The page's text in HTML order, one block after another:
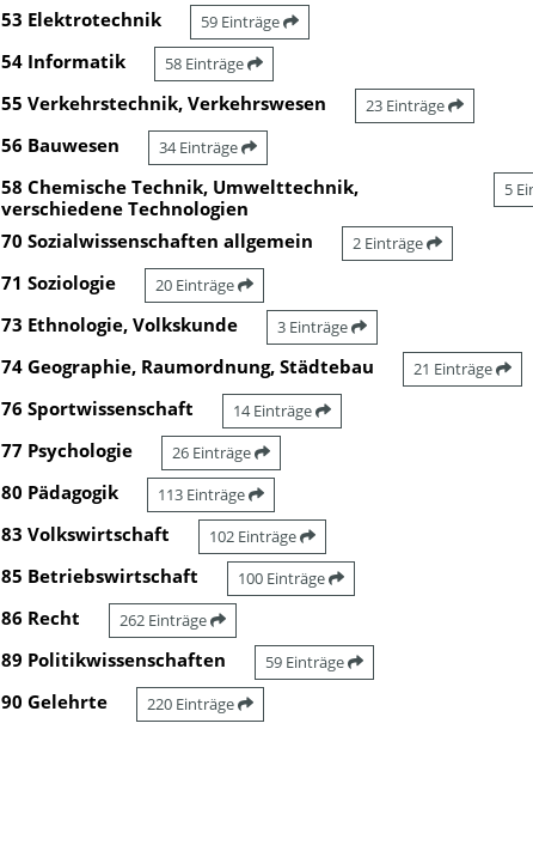
53 Elektrotechnik 59 Einträge
54 Informatik 58 Einträge
55 Verkehrstechnik, Verkehrswesen 23 Einträge
56 Bauwesen 34 Einträge
58 Chemische Technik, Umwelttechnik,
verschiedene Technologien
5
70 Sozialwissenschaften allgemein 2 Einträge
71 Soziologie 20 Einträge
73 Ethnologie, Volkskunde 3 Einträge
74 Geographie, Raumordnung, Städtebau 21 Einträge
76 Sportwissenschaft 14 Einträge
77 Psychologie 26 Einträge
80 Pädagogik 113 Einträge
83 Volkswirtschaft 102 Einträge
85 Betriebswirtschaft 100 Einträge
86 Recht 262 Einträge
89 Politikwissenschaften 59 Einträge
90 Gelehrte 220 Einträge